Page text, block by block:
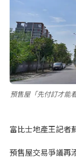
預售屋「先付訂才能
富比士地產王記者
預售屋交易爭議再